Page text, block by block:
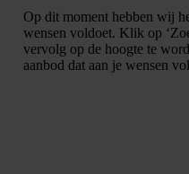
Op dit moment hebben wij
wensen voldoet. Klik op
vervolg op de hoogte te
aanbod dat aan je wensen